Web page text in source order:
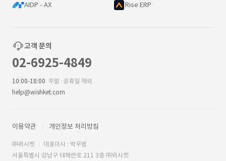
AIDP - AX Rise ERP
고객 문의
02-6925-4849
10:00-18:00 주말·공휴일 제외
help@wishket.com
이용약관 개인정보 처리방침
㈜위시켓
대표이사 : 박우범
서울특별시 강남구 테헤란로 211 3층 ㈜위시켓